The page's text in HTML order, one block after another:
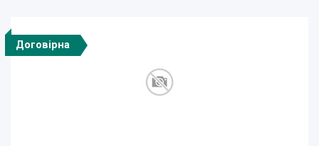
Договірна